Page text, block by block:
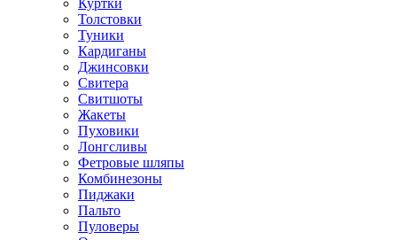
Толстовки
Туники
Кардиганы
Джинсовки
Свитера
Свитшоты
Жакеты
Пуховики
Лонгсливы
Фетровые шляпы
Комбинезоны
Пиджаки
Пальто
Пуловеры